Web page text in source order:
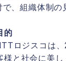
で、組織体制の
的
ロジスコは
様と社会に美